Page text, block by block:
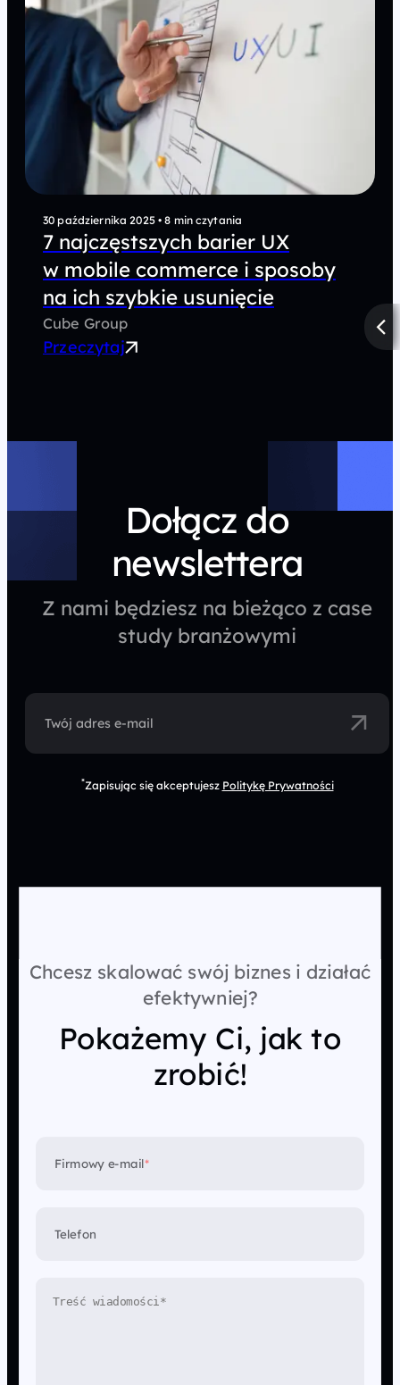
30 października 2025 • 8 min czytania
7 najczęstszych barier UX
w mobile commerce i sposoby
na ich szybkie usunięcie
Cube Group
Przeczytaj
Dołącz do
newslettera
Z nami będziesz na bieżąco z case
study branżowymi
Twój adres e-mail
*Zapisując się akceptujesz Politykę Prywatności
Chcesz skalować swój biznes i działać
efektywniej?
Pokażemy Ci, jak to
zrobić!
Firmowy e-mail*
Telefon